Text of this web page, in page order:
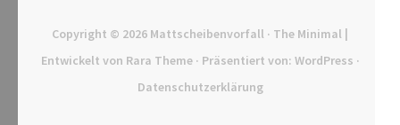
Copyright © 2026 Mattscheibenvorfall · The Minimal |
Entwickelt von Rara Theme· Präsentiert von: WordPress ·
Datenschutzerklärung